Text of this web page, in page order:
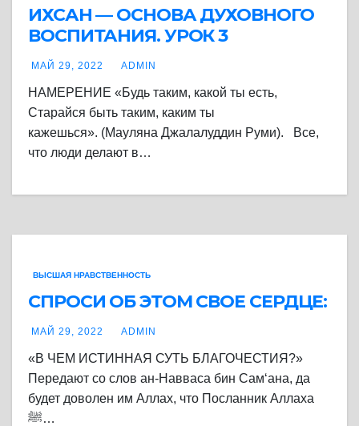
ИХСАН — ОСНОВА ДУХОВНОГО
ВОСПИТАНИЯ. УРОК 3
МАЙ 29, 2022 ADMIN
НАМЕРЕНИЕ «Будь таким, какой ты есть,
Старайся быть таким, каким ты
кажешься». (Мауляна Джалалуддин Руми). Все,
что люди делают в…
ВЫСШАЯ НРАВСТВЕННОСТЬ
СПРОСИ ОБ ЭТОМ СВОЕ СЕРДЦЕ:
МАЙ 29, 2022 ADMIN
«В ЧЕМ ИСТИННАЯ СУТЬ БЛАГОЧЕСТИЯ?»
Передают со слов ан-Навваса бин Сам‘ана, да
будет доволен им Аллах, что Посланник Аллаха
ﷺ…